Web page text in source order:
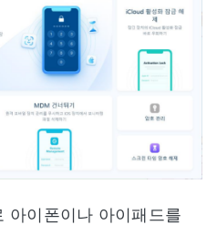
아이폰이나 아이패드를